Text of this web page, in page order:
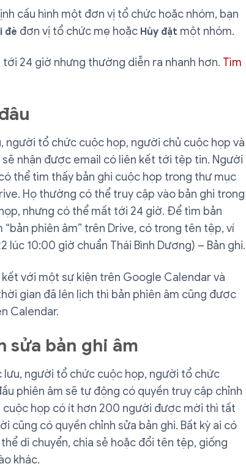
cấu hình một đơn vị tổ chức hoặc nhóm, bạn
đè đơn vị tổ chức mẹ hoặc Hủy đặt một nhóm.
24 giờ nhưng thường diễn ra nhanh hơn. Tìm
người tổ chức cuộc họp, người chủ cuộc họp và
nhận được email có liên kết tới tệp tin. Người
thể tìm thấy bản ghi cuộc họp trong thư mục
Họ thường có thể truy cập vào bản ghi trong
nhưng có thể mất tới 24 giờ. Để tìm bản
“bản phiên âm” trên Drive, có trong tên tệp, ví
lúc 10:00 giờ chuẩn Thái Bình Dương) – Bản ghi.
với một sự kiện trên Google Calendar và
gian đã lên lịch thì bản phiên âm cũng được
Calendar.
sửa bản ghi âm
lưu, người tổ chức cuộc họp, người tổ chức
phiên âm sẽ tự động có quyền truy cập chỉnh
cuộc họp có ít hơn 200 người được mời thì tất
cũng có quyền chỉnh sửa bản ghi. Bất kỳ ai có
di chuyển, chia sẻ hoặc đổi tên tệp, giống
khác.